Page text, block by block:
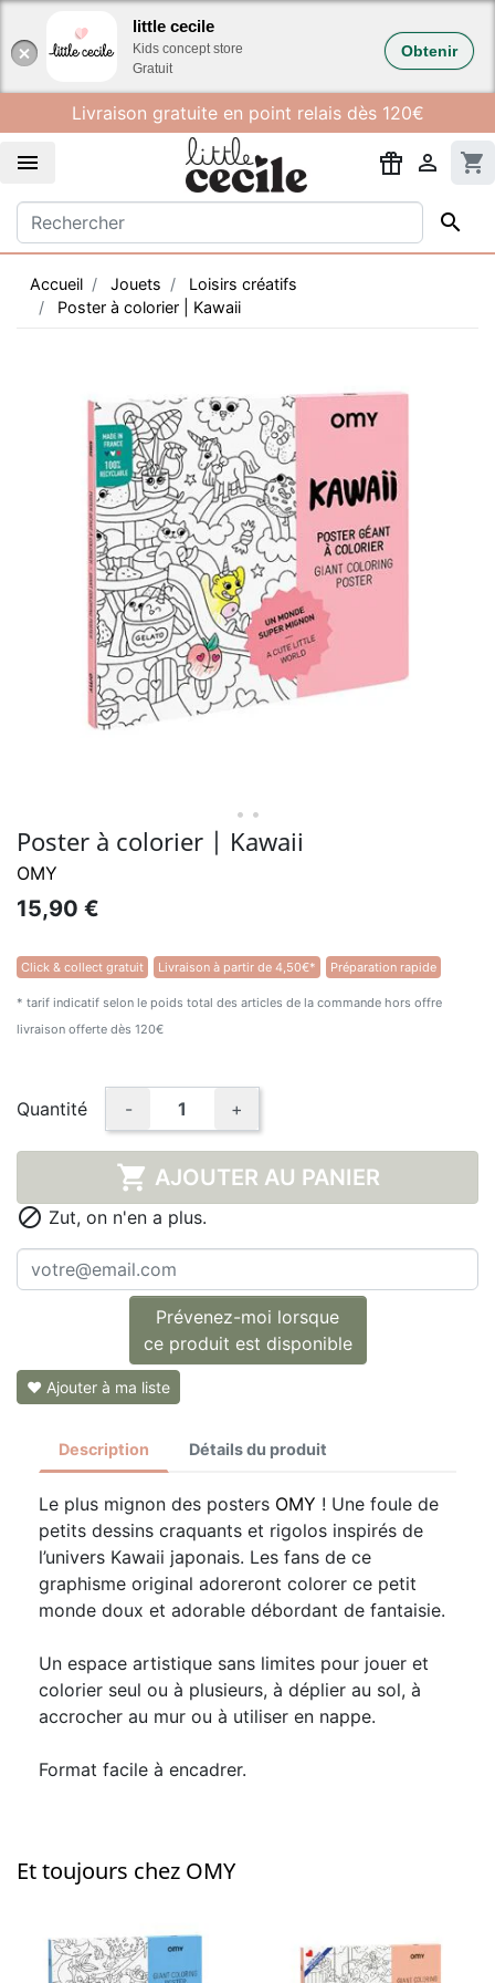
little cecile
Kids concept store
Gratuit
Obtenir
Livraison gratuite en point relais dès 120€
  shopping_cart

Accueil Jouets
Loisirs créatifs
Poster à colorier | Kawaii
• •
Poster à colorier | Kawaii
OMY
15,90 €
Click & collect gratuit Livraison à partir de 4,50€* Préparation rapide
* tarif indicatif selon le poids total des articles de la commande hors offre
livraison offerte dès 120€
Quantité - +
 AJOUTER AU PANIER
 Zut, on n'en a plus.
Prévenez-moi lorsque
ce produit est disponible
❤ Ajouter à ma liste
Description Détails du produit
Le plus mignon des posters OMY ! Une foule de
petits dessins craquants et rigolos inspirés de
l’univers Kawaii japonais. Les fans de ce
graphisme original adoreront colorer ce petit
monde doux et adorable débordant de fantaisie.
Un espace artistique sans limites pour jouer et
colorier seul ou à plusieurs, à déplier au sol, à
accrocher au mur ou à utiliser en nappe.
Format facile à encadrer.
Et toujours chez OMY